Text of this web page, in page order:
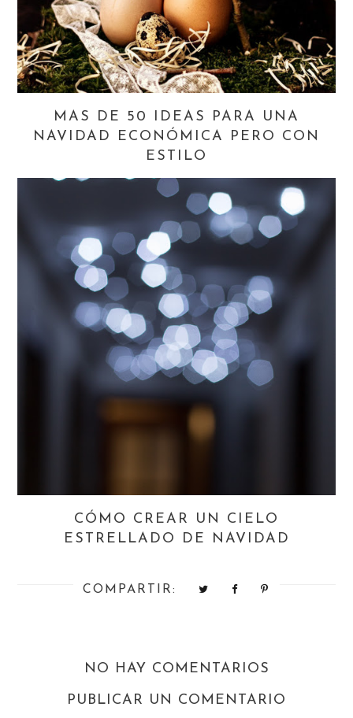
MAS DE 50 IDEAS PARA UNA
NAVIDAD ECONÓMICA PERO CON
ESTILO
CÓMO CREAR UN CIELO
ESTRELLADO DE NAVIDAD
COMPARTIR:
NO HAY COMENTARIOS
PUBLICAR UN COMENTARIO